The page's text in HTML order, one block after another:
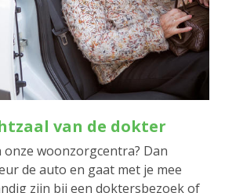
van de dokter
onze woonzorgcentra? Dan
de auto en gaat met je mee
zijn bij een doktersbezoek of